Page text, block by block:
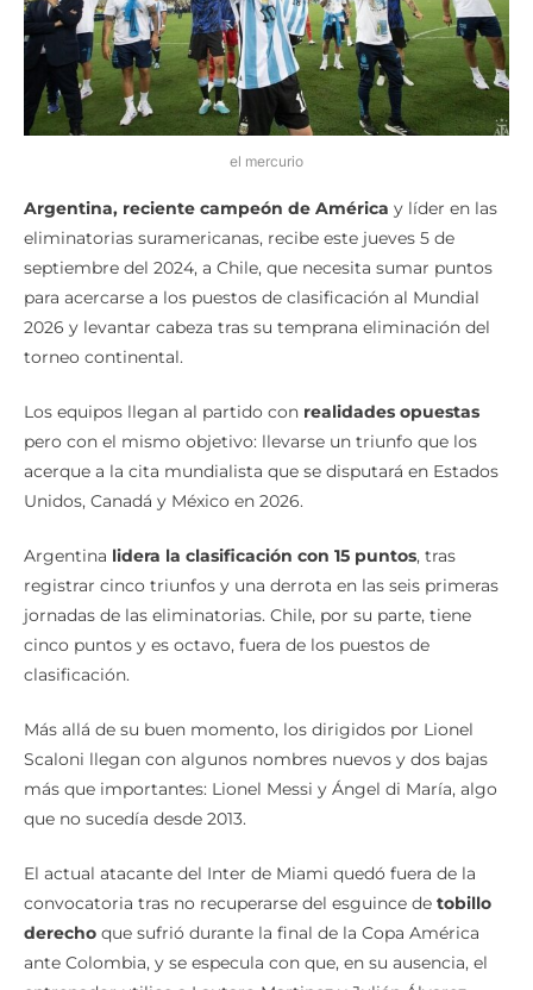
el mercurio
Argentina, reciente campeón de América y líder en las
eliminatorias suramericanas, recibe este jueves 5 de
septiembre del 2024, a Chile, que necesita sumar puntos
para acercarse a los puestos de clasificación al Mundial
2026 y levantar cabeza tras su temprana eliminación del
torneo continental.
Los equipos llegan al partido con realidades opuestas
pero con el mismo objetivo: llevarse un triunfo que los
acerque a la cita mundialista que se disputará en Estados
Unidos, Canadá y México en 2026.
Argentina lidera la clasificación con 15 puntos, tras
registrar cinco triunfos y una derrota en las seis primeras
jornadas de las eliminatorias. Chile, por su parte, tiene
cinco puntos y es octavo, fuera de los puestos de
clasificación.
Más allá de su buen momento, los dirigidos por Lionel
Scaloni llegan con algunos nombres nuevos y dos bajas
más que importantes: Lionel Messi y Ángel di María, algo
que no sucedía desde 2013.
El actual atacante del Inter de Miami quedó fuera de la
convocatoria tras no recuperarse del esguince de tobillo
derecho que sufrió durante la final de la Copa América
ante Colombia, y se especula con que, en su ausencia, el